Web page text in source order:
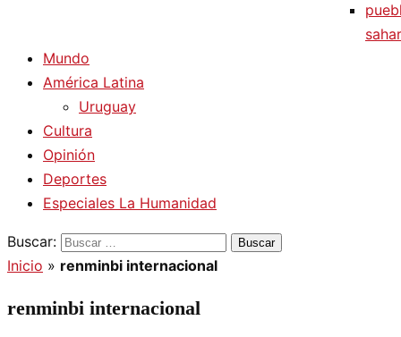
Mundo
América Latina
Uruguay
Cultura
Opinión
Deportes
Especiales La Humanidad
Buscar:
Inicio » renminbi internacional
renminbi internacional